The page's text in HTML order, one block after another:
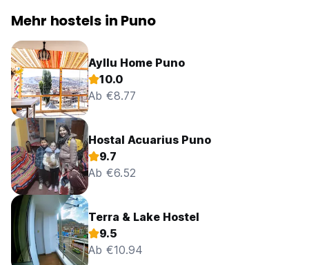
Mehr hostels in Puno
Ayllu Home Puno
10.0
Ab €8.77
Hostal Acuarius Puno
9.7
Ab €6.52
Terra & Lake Hostel
9.5
Ab €10.94